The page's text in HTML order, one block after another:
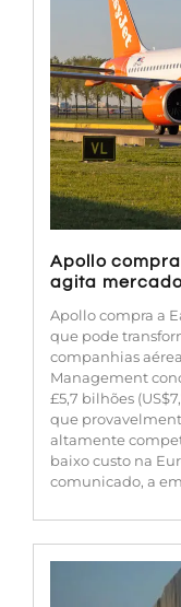
Apollo
agita
Apollo compra a
que pode
companhias
Management
£5,7 bilhões
que
altamente
baixo custo na
comunicado, a